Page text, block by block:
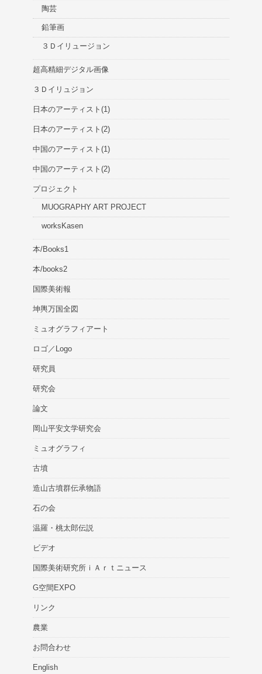
陶芸
鉛筆画
３Ｄイリュージョン
超高精細デジタル画像
３Ｄイリュジョン
日本のアーティスト(1)
日本のアーティスト(2)
中国のアーティスト(1)
中国のアーティスト(2)
プロジェクト
MUOGRAPHY ART PROJECT
worksKasen
本/Books1
本/books2
国際美術報
坤輿万国全図
ミュオグラフィアート
ロゴ／Logo
研究員
研究会
論文
岡山平安文学研究会
ミュオグラフィ
古墳
造山古墳群伝承物語
石の会
温羅・桃太郎伝説
ビデオ
国際美術研究所ｉＡｒｔニュース
G空間EXPO
リンク
農業
お問合わせ
English